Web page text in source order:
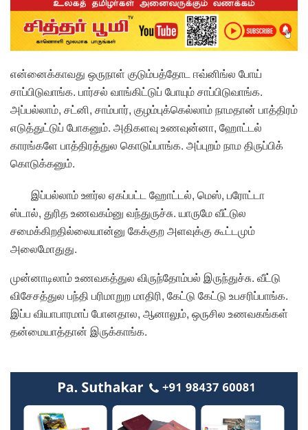
என்னைக்காவது ஒருநாள் குடும்பத்தோட ஈவ்னிங்ல போய்
சாப்பிடுவாங்க. பார்சல் வாங்கிட்டுப் போயும் சாப்பிடுவாங்க.
அப்பல்லாம், சட்னி, சாம்பார், குழம்புக்கெல்லாம் நாமதான் பாத்திரம்
எடுத்துட்டுப் போகனும். அதிகளவு உணவுன்னா, ஹோட்டல்
காரங்களே பாத்திரத்துல கொடுப்பாங்க. அப்புறம் நாம திருப்பிக்
கொடுக்கனும்.
இப்பல்லாம் ஊர்ல ஏகப்பட்ட ஹோட்டல், மெஸ், பரோட்டா
ஸ்டால், துரித உணவகம்னு வந்துருச்சு. யாருமே வீட்டுல
சமைக்கிறதில்லையான்னு கேக்குற அளவுக்கு கூட்டமும்
அலைமோதுது.
முன்னாடிலாம் உணவகத்துல விருந்தோம்பல் இருந்துச்சு. வீட்டு
விசேசத்துல பந்தி பரிமாறுற மாதிரி, கேட்டு கேட்டு உபசரிப்பாங்க.
இப்ப வியாபாரமாப் போனதால, ஆனாலும், ஒருசில உணவகங்கள்
தன்மையாத்தான் இருக்காங்க.